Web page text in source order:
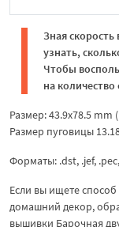
Зная
узнать,
Чтобы
на
Размер: 43.9x78.5 mm
Размер пуговицы
Форматы: .dst, .jef,
Если вы ищете
домашний декор,
вышивки Барочная